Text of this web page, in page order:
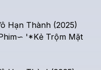
Hạn Thành (2025)
'*Kẻ Trộm Mặt